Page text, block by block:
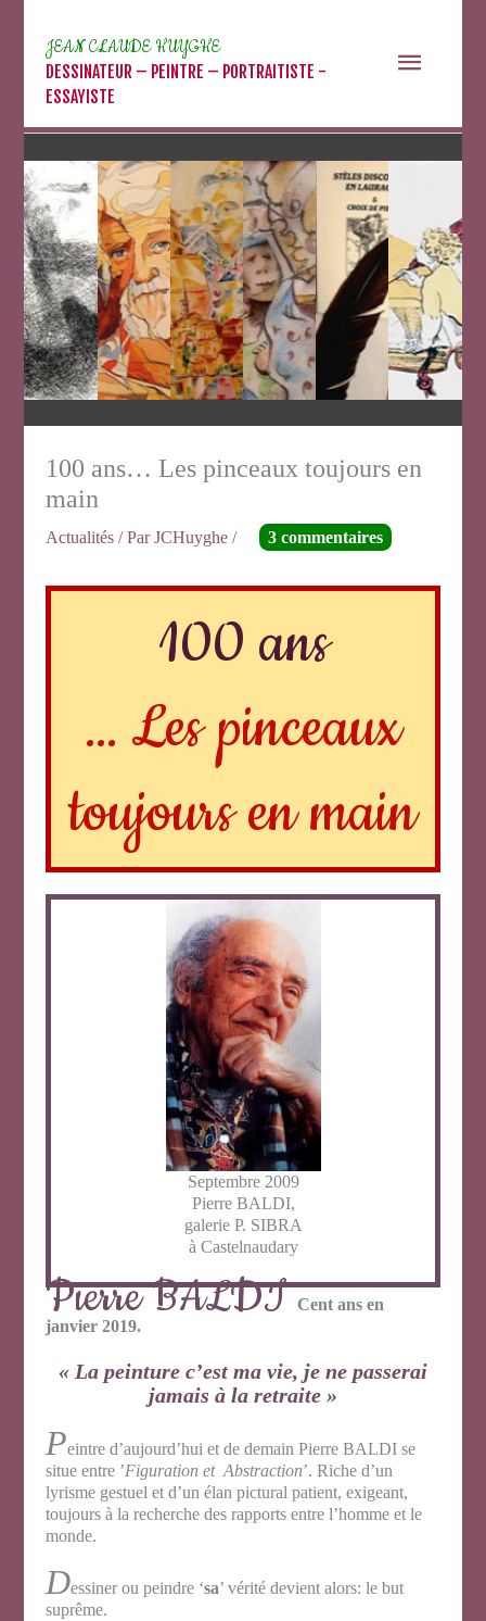
contenu
JEAN CLAUDE HUYGHE
DESSINATEUR – PEINTRE – PORTRAITISTE -
ESSAYISTE
Menu
100 ans… Les pinceaux toujours en
main
Actualités / ParJCHuyghe/ 3 commentaires
100 ans
… Les pinceaux
toujours en main
Septembre 2009
Pierre BALDI,
galerie P. SIBRA
à Castelnaudary
Pierre BALDICent ans en
janvier 2019.
« La peinture c’est ma vie, je ne passerai
jamais à la retraite »
Peintre d’aujourd’hui et de demain Pierre BALDI se
situe entre ’Figuration et Abstraction’. Riche d’un
lyrisme gestuel et d’un élan pictural patient, exigeant,
toujours à la recherche des rapports entre l’homme et le
monde.
Dessiner ou peindre ‘sa’ vérité devient alors: le but
suprême.